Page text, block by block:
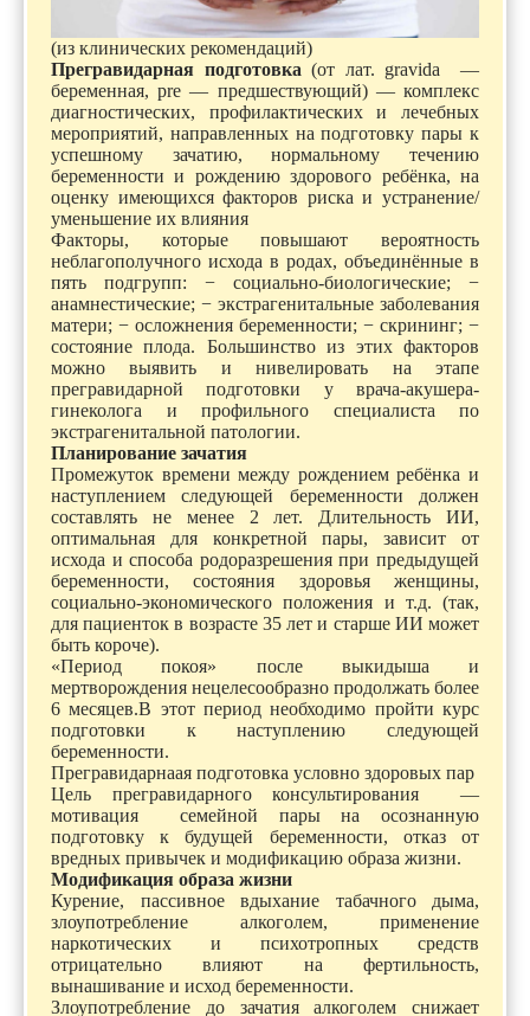
(из клинических рекомендаций)
Прегравидарная подготовка (от лат. gravida —
беременная, pre — предшествующий) — комплекс
диагностических, профилактических и лечебных
мероприятий, направленных на подготовку пары к
успешному зачатию, нормальному течению
беременности и рождению здорового ребёнка, на
оценку имеющихся факторов риска и устранение/
уменьшение их влияния
Факторы, которые повышают вероятность
неблагополучного исхода в родах, объединённые в
пять подгрупп: − социально-биологические; −
анамнестические; − экстрагенитальные заболевания
матери; − осложнения беременности; − скрининг; −
состояние плода. Большинство из этих факторов
можно выявить и нивелировать на этапе
прегравидарной подготовки у врача-акушера-
гинеколога и профильного специалиста по
экстрагенитальной патологии.
Планирование зачатия
Промежуток времени между рождением ребёнка и
наступлением следующей беременности должен
составлять не менее 2 лет. Длительность ИИ,
оптимальная для конкретной пары, зависит от
исхода и способа родоразрешения при предыдущей
беременности, состояния здоровья женщины,
социально-экономического положения и т.д. (так,
для пациенток в возрасте 35 лет и старше ИИ может
быть короче).
«Период покоя» после выкидыша и
мертворождения нецелесообразно продолжать более
6 месяцев.В этот период необходимо пройти курс
подготовки к наступлению следующей
беременности.
Прегравидарнаая подготовка условно здоровых пар
Цель прегравидарного консультирования —
мотивация семейной пары на осознанную
подготовку к будущей беременности, отказ от
вредных привычек и модификацию образа жизни.
Модификация образа жизни
Курение, пассивное вдыхание табачного дыма,
злоупотребление алкоголем, применение
наркотических и психотропных средств
отрицательно влияют на фертильность,
вынашивание и исход беременности.
Злоупотребление до зачатия алкоголем снижает